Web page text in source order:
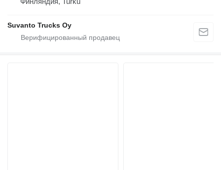
Suvanto Trucks Oy